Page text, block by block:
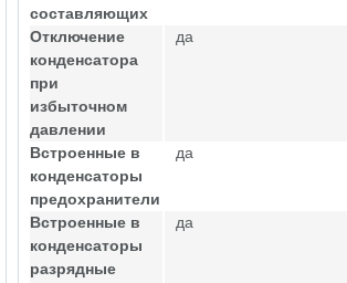
составляющих
Отключение
конденсатора
при
избыточном
давлении
да
Встроенные в
конденсаторы
предохранители
да
Встроенные в
конденсаторы
разрядные
да